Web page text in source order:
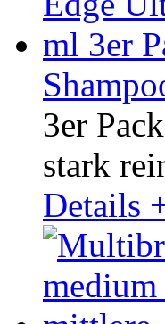
3er
stark
Details